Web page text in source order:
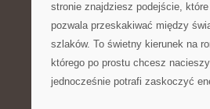
stronie znajdziesz podejście,
pozwala przeskakiwać między
szlaków. To świetny kierunek na
którego po prostu chcesz
jednocześnie potrafi zaskoczyć